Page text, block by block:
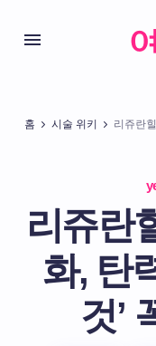
홈 시술 위키
리쥬란
리쥬란
화, 탄
것’